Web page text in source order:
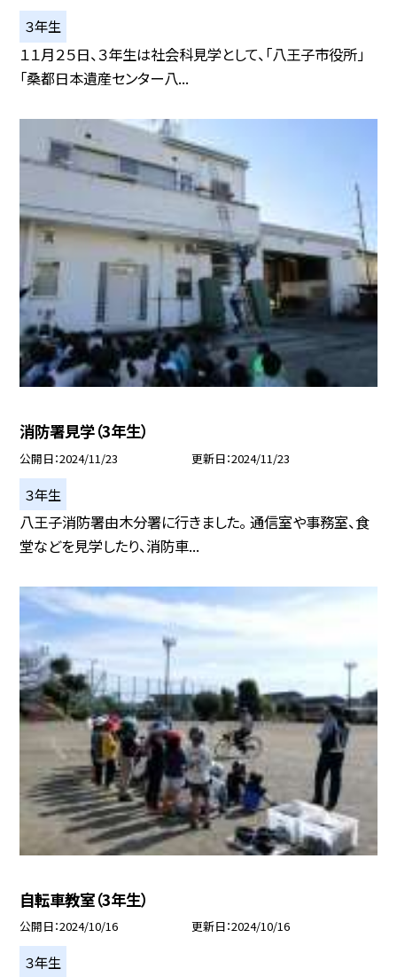
３年生
１１月２５日、３年生は社会科見学として、「八王子市役所」
「桑都日本遺産センター八...
消防署見学（3年生）
公開日 2024/11/23 更新日 2024/11/23
３年生
八王子消防署由木分署に行きました。 通信室や事務室、食
堂などを見学したり、消防車...
自転車教室（3年生）
公開日 2024/10/16 更新日 2024/10/16
３年生